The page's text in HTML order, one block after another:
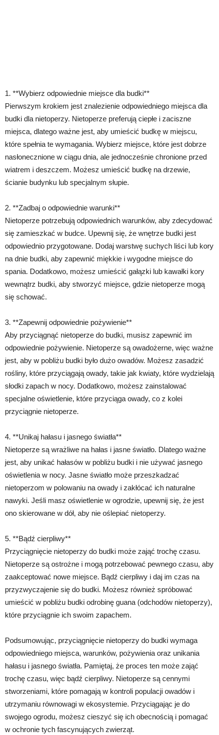
1. **Wybierz odpowiednie miejsce dla budki**
Pierwszym krokiem jest znalezienie odpowiedniego miejsca dla
budki dla nietoperzy. Nietoperze preferują ciepłe i zaciszne
miejsca, dlatego ważne jest, aby umieścić budkę w miejscu,
które spełnia te wymagania. Wybierz miejsce, które jest dobrze
nasłonecznione w ciągu dnia, ale jednocześnie chronione przed
wiatrem i deszczem. Możesz umieścić budkę na drzewie,
ścianie budynku lub specjalnym słupie.
2. **Zadbaj o odpowiednie warunki**
Nietoperze potrzebują odpowiednich warunków, aby zdecydować
się zamieszkać w budce. Upewnij się, że wnętrze budki jest
odpowiednio przygotowane. Dodaj warstwę suchych liści lub kory
na dnie budki, aby zapewnić miękkie i wygodne miejsce do
spania. Dodatkowo, możesz umieścić gałązki lub kawałki kory
wewnątrz budki, aby stworzyć miejsce, gdzie nietoperze mogą
się schować.
3. **Zapewnij odpowiednie pożywienie**
Aby przyciągnąć nietoperze do budki, musisz zapewnić im
odpowiednie pożywienie. Nietoperze są owadożerne, więc ważne
jest, aby w pobliżu budki było dużo owadów. Możesz zasadzić
rośliny, które przyciągają owady, takie jak kwiaty, które wydzielają
słodki zapach w nocy. Dodatkowo, możesz zainstalować
specjalne oświetlenie, które przyciąga owady, co z kolei
przyciągnie nietoperze.
4. **Unikaj hałasu i jasnego światła**
Nietoperze są wrażliwe na hałas i jasne światło. Dlatego ważne
jest, aby unikać hałasów w pobliżu budki i nie używać jasnego
oświetlenia w nocy. Jasne światło może przeszkadzać
nietoperzom w polowaniu na owady i zakłócać ich naturalne
nawyki. Jeśli masz oświetlenie w ogrodzie, upewnij się, że jest
ono skierowane w dół, aby nie oślepiać nietoperzy.
5. **Bądź cierpliwy**
Przyciągnięcie nietoperzy do budki może zająć trochę czasu.
Nietoperze są ostrożne i mogą potrzebować pewnego czasu, aby
zaakceptować nowe miejsce. Bądź cierpliwy i daj im czas na
przyzwyczajenie się do budki. Możesz również spróbować
umieścić w pobliżu budki odrobinę guana (odchodów nietoperzy),
które przyciągnie ich swoim zapachem.
Podsumowując, przyciągnięcie nietoperzy do budki wymaga
odpowiedniego miejsca, warunków, pożywienia oraz unikania
hałasu i jasnego światła. Pamiętaj, że proces ten może zająć
trochę czasu, więc bądź cierpliwy. Nietoperze są cennymi
stworzeniami, które pomagają w kontroli populacji owadów i
utrzymaniu równowagi w ekosystemie. Przyciągając je do
swojego ogrodu, możesz cieszyć się ich obecnością i pomagać
w ochronie tych fascynujących zwierząt.